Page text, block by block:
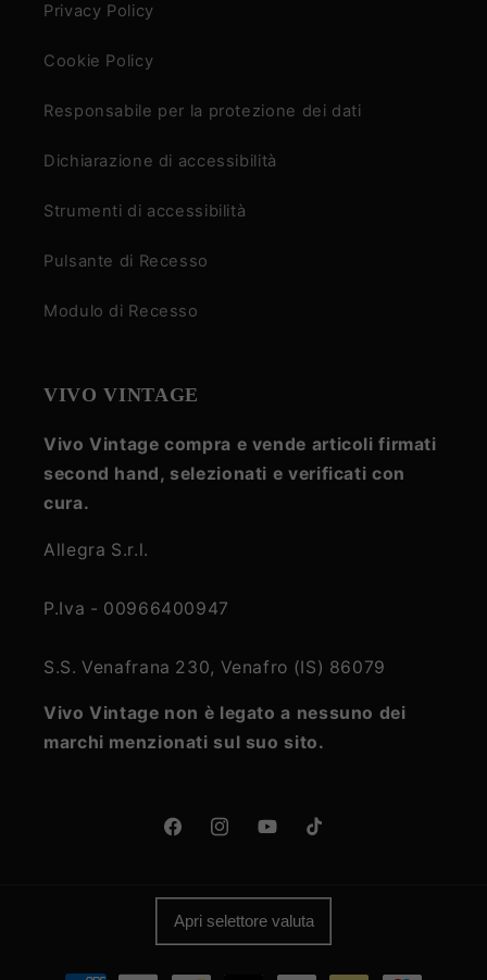
Privacy Policy
Cookie Policy
Responsabile per la protezione dei dati
Dichiarazione di accessibilità
Strumenti di accessibilità
Pulsante di Recesso
Modulo di Recesso
VIVO VINTAGE
Vivo Vintage compra e vende articoli firmati
second hand, selezionati e verificati con
cura.
Allegra S.r.l.
P.Iva - 00966400947
S.S. Venafrana 230, Venafro (IS) 86079
Vivo Vintage non è legato a nessuno dei
marchi menzionati sul suo sito.
FacebookInstagramYouTubeTikTok
Apri selettore valuta
Metodi